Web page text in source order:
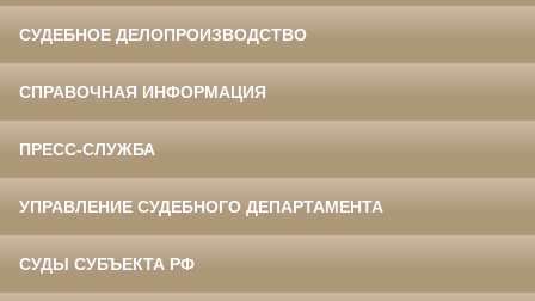
СУДЕБНОЕ ДЕЛОПРОИЗВОДСТВО
СПРАВОЧНАЯ ИНФОРМАЦИЯ
ПРЕСС-СЛУЖБА
УПРАВЛЕНИЕ СУДЕБНОГО ДЕПАРТАМЕНТА
СУДЫ СУБЪЕКТА РФ